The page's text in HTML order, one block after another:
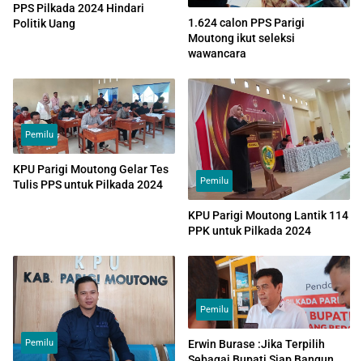
PPS Pilkada 2024 Hindari
Politik Uang
1.624 calon PPS Parigi
Moutong ikut seleksi
wawancara
Pemilu
KPU Parigi Moutong Gelar Tes
Tulis PPS untuk Pilkada 2024
Pemilu
KPU Parigi Moutong Lantik 114
PPK untuk Pilkada 2024
Pemilu
Pemilu
Erwin Burase :Jika Terpilih